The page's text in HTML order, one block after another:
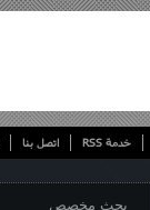
خدمة RSS اتصل بنا